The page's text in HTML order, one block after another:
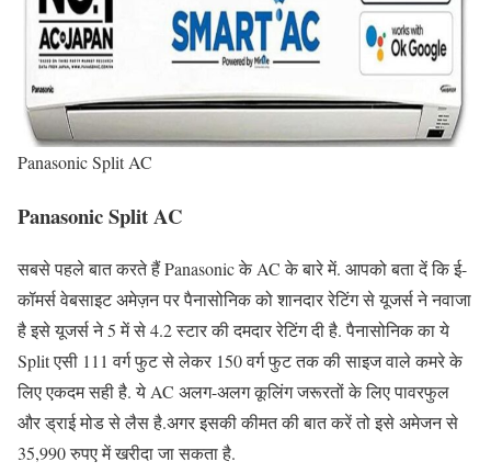
Panasonic Split AC
Panasonic Split AC
सबसे पहले बात करते हैं Panasonic के AC के बारे में. आपको बता दें कि ई-
कॉमर्स वेबसाइट अमेज़न पर पैनासोनिक को शानदार रेटिंग से यूजर्स ने नवाजा
है इसे यूजर्स ने 5 में से 4.2 स्टार की दमदार रेटिंग दी है. पैनासोनिक का ये
Split एसी 111 वर्ग फुट से लेकर 150 वर्ग फुट तक की साइज वाले कमरे के
लिए एकदम सही है. ये AC अलग-अलग कूलिंग जरूरतों के लिए पावरफुल
और ड्राई मोड से लैस है.अगर इसकी कीमत की बात करें तो इसे अमेजन से
35,990 रुपए में खरीदा जा सकता है.